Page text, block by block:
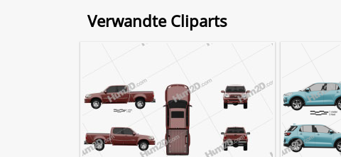
Verwandte Cliparts